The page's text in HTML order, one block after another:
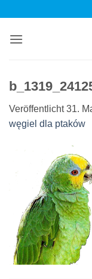
springen
Veröffentlicht31.
węgiel dla ptaków